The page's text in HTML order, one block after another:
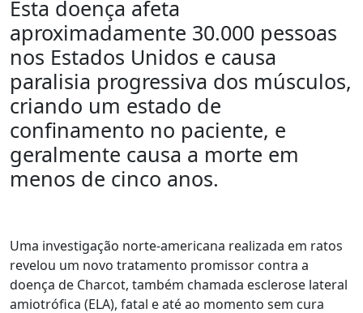
Esta doença afeta
aproximadamente 30.000 pessoas
nos Estados Unidos e causa
paralisia progressiva dos músculos,
criando um estado de
confinamento no paciente, e
geralmente causa a morte em
menos de cinco anos.
Uma investigação norte-americana realizada em ratos
revelou um novo tratamento promissor contra a
doença de Charcot, também chamada esclerose lateral
amiotrófica (ELA), fatal e até ao momento sem cura